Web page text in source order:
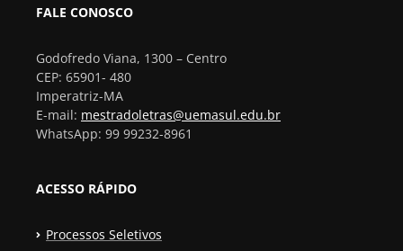
FALE CONOSCO
Godofredo Viana, 1300 – Centro
CEP: 65901- 480
Imperatriz-MA
E-mail: mestradoletras@uemasul.edu.br
WhatsApp: 99 99232-8961
ACESSO RÁPIDO
Processos Seletivos